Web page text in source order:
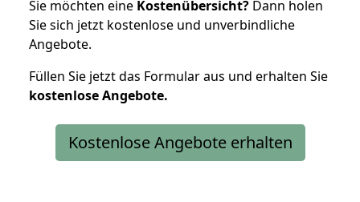
Sie möchten eine Kostenübersicht? Dann holen
Sie sich jetzt kostenlose und unverbindliche
Angebote.
Füllen Sie jetzt das Formular aus und erhalten Sie
kostenloseAngebote.
Kostenlose Angebote erhalten